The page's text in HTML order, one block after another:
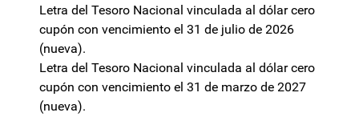
Letra del Tesoro Nacional vinculada al dólar cero
cupón con vencimiento el 31 de julio de 2026
(nueva).
Letra del Tesoro Nacional vinculada al dólar cero
cupón con vencimiento el 31 de marzo de 2027
(nueva).